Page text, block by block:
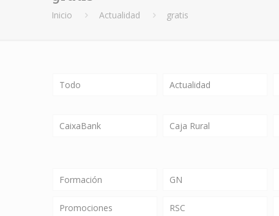
Inicio Actualidad gratis
Todo Actualidad
CaixaBank Caja Rural
Formación GN
Promociones RSC